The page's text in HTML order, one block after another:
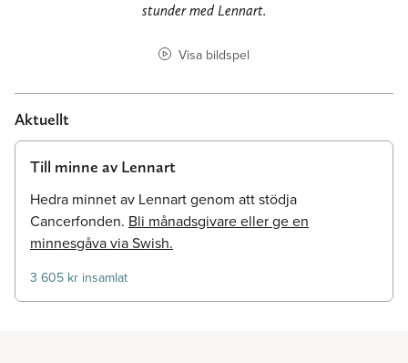
stunder med Lennart.
Visa bildspel
Aktuellt
Till minne av Lennart
Hedra minnet av Lennart genom att stödja
Cancerfonden. Bli månadsgivare eller ge en
minnesgåva via Swish.
3 605 kr insamlat